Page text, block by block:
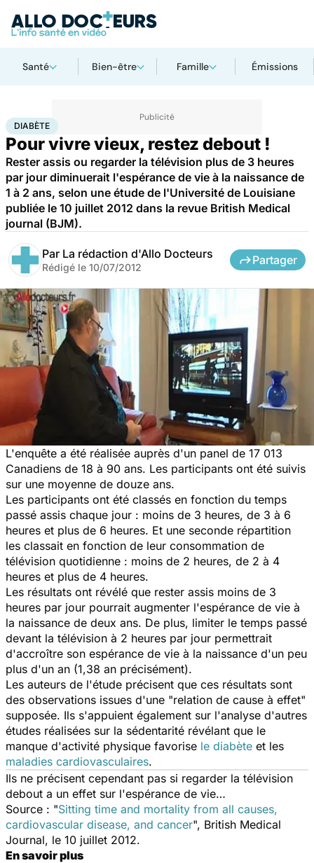
Santé Bien-être Famille Émissions
AccueilBien-être Diabète
DIABÈTE
Pour vivre vieux, restez debout !
Rester assis ou regarder la télévision plus de 3 heures
par jour diminuerait l'espérance de vie à la naissance de
1 à 2 ans, selon une étude de l'Université de Louisiane
publiée le 10 juillet 2012 dans la revue British Medical
journal (BJM).
Par La rédaction d'Allo Docteurs
Rédigé le 10/07/2012
Partager
L'enquête a été réalisée auprès d'un panel de 17 013
Canadiens de 18 à 90 ans. Les participants ont été suivis
sur une moyenne de douze ans.
Les participants ont été classés en fonction du temps
passé assis chaque jour : moins de 3 heures, de 3 à 6
heures et plus de 6 heures. Et une seconde répartition
les classait en fonction de leur consommation de
télévision quotidienne : moins de 2 heures, de 2 à 4
heures et plus de 4 heures.
Les résultats ont révélé que rester assis moins de 3
heures par jour pourrait augmenter l'espérance de vie à
la naissance de deux ans. De plus, limiter le temps passé
devant la télévision à 2 heures par jour permettrait
d'accroître son espérance de vie à la naissance d'un peu
plus d'un an (1,38 an précisément).
Les auteurs de l'étude précisent que ces résultats sont
des observations issues d'une "relation de cause à effet"
supposée. Ils s'appuient également sur l'analyse d'autres
études réalisées sur la sédentarité révélant que le
manque d'activité physique favorise le diabète et les
maladies cardiovasculaires.
Ils ne précisent cependant pas si regarder la télévision
debout a un effet sur l'espérance de vie…
Source : "Sitting time and mortality from all causes,
cardiovascular disease, and cancer", British Medical
Journal, le 10 juillet 2012.
En savoir plus